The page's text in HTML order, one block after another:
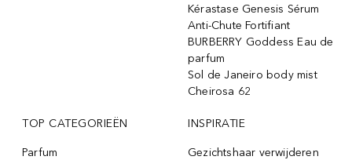
Kérastase Genesis Sérum
Anti-Chute Fortifiant
BURBERRY Goddess Eau de
parfum
Sol de Janeiro body mist
Cheirosa 62
TOP CATEGORIEËN
Parfum
INSPIRATIE
Gezichtshaar verwijderen